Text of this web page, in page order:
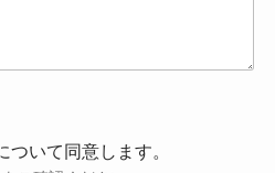
いて同意します。